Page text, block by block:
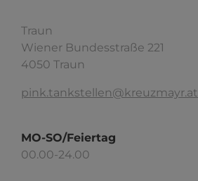
Traun
Wiener Bundesstraße 221
4050 Traun
pink.tankstellen@kreuzmayr.at
MO-SO/Feiertag
00.00-24.00